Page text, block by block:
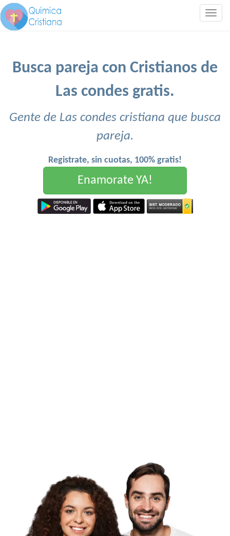
Busca pareja con Cristianos de
Las condes gratis.
Gente de Las condes cristiana que busca
pareja.
Registrate, sin cuotas, 100% gratis!
Enamorate YA!